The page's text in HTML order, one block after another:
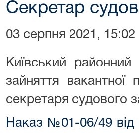
Секретар
03 серпня 2021, 15:02
Київський
зайняття вакантної
секретаря судового
Наказ №01-06/49 від